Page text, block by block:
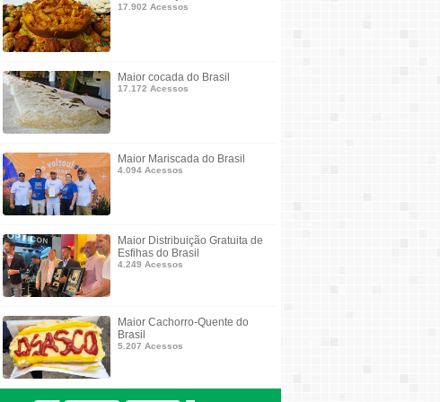
17.902 Acessos
Maior cocada do Brasil
17.172 Acessos
Maior Mariscada do Brasil
4.094 Acessos
Maior Distribuição Gratuita de
Esfihas do Brasil
4.249 Acessos
Maior Cachorro-Quente do
Brasil
5.207 Acessos